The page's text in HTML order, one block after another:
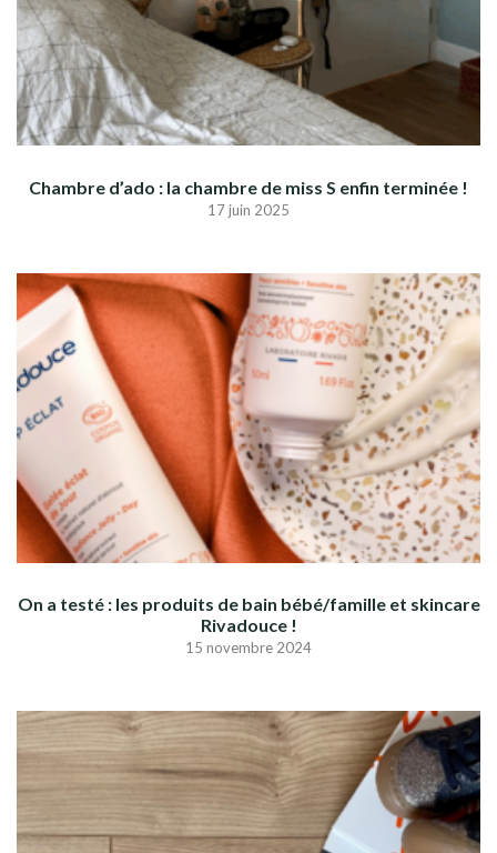
Chambre d’ado : la chambre de miss S enfin terminée !
17 juin 2025
On a testé : les produits de bain bébé/famille et skincare
Rivadouce !
15 novembre 2024